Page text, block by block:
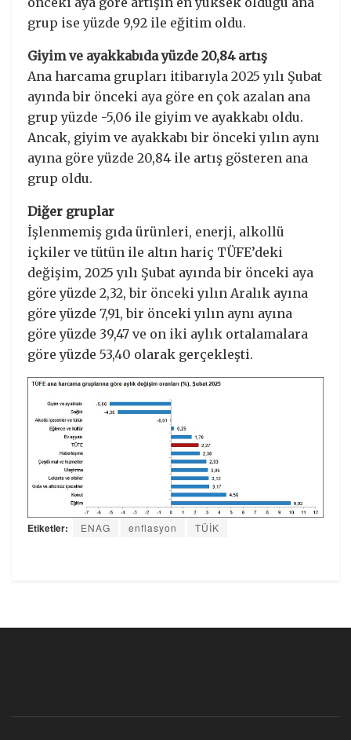
grup ise yüzde 9,92 ile eğitim oldu.
Giyim ve ayakkabıda yüzde 20,84 artış
Ana harcama grupları itibarıyla 2025 yılı Şubat
ayında bir önceki aya göre en çok azalan ana
grup yüzde -5,06 ile giyim ve ayakkabı oldu.
Ancak, giyim ve ayakkabı bir önceki yılın aynı
ayına göre yüzde 20,84 ile artış gösteren ana
grup oldu.
Diğer gruplar
İşlenmemiş gıda ürünleri, enerji, alkollü
içkiler ve tütün ile altın hariç TÜFE’deki
değişim, 2025 yılı Şubat ayında bir önceki aya
göre yüzde 2,32, bir önceki yılın Aralık ayına
göre yüzde 7,91, bir önceki yılın aynı ayına
göre yüzde 39,47 ve on iki aylık ortalamalara
göre yüzde 53,40 olarak gerçekleşti.
Etiketler: ENAG enflasyon TÜİK